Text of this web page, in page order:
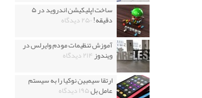
ساخت اپلیکیشن اندروید در ۵
دقیقه!۲۵۰ دیدگاه
آموزش تنظیمات مودم وایرلس در
ویندوز۲۱۴ دیدگاه
ارتقا سیمبین نوکیا را به سیستم
عامل بل۱۹۵ دیدگاه